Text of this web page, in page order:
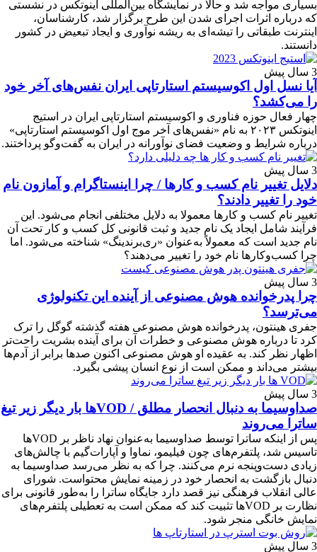
بسیاری مواجه شد و حالا در نمایشگاه بین‌المللی اینوتکس در نشستی
که درباره اثرات اجرای شدن این طرح برگزار شد، کارشناسان،
اینترنت طبقاتی را تیشه‌ای به ریشه نوآوری و ایجاد تبعیض در کشور
دانستند.
3 سال پیش
آیا نسل اول اکوسیستم استارتاپی ایران نفس‌های آخر خود
را می‌کشد؟
چهار فعال حوزه فناوری و اکوسیستم استارتاپی ایران در استیج
اینوتکس ۲۰۲۳ به نام «نفس‌های آخر موج اول اکوسیستم استارتاپی»
درباره شرایط و وضعیت فضای نوآورانه در ایران به گفت‌وگو‌ پرداختند.
3 سال پیش
دلایل تغییر نام کسب و کارها / چرا اینستاگرام و آمازون نام
خود را تغییر دادند؟
تغییر نام کسب و کارها معمولا به دلایل مختلفی انجام می‌شود. این
فرآیند شامل ایجاد یک نام جدید و ثبت قانونی کل کسب و کار تحت آن
نام جدید است که معمولاً به‌عنوان «ری‌برندینگ» شناخته می‌شود. اما
چرا کسب‌وکارها نام خود را تغییر می‌دهند؟
3 سال پیش
چرا پدرخوانده هوش مصنوعی از آینده این تکنولوژی
می‌ترسد؟
جفری هینتون، پدرخوانده هوش مصنوعی هفته گذشته گوگل را ترک
کرد تا درباره هوش مصنوعی و خطرات آن برای آینده بشریت راحت‌تر
اظهار نظر کند. به عقیده او هوش مصنوعی اکنون صدها برابر از آدم‌ها
بیشتر می‌داند و ممکن است از نوع انسان پیشی بگیرد.
3 سال پیش
صدا‌وسیما به دنبال انحصار مطلق / VOD‌ها بار دیگر زیر تیغ
ساترا می‌روند
پس از اینکه ساترا توسط صداوسیما به‌عنوان نهاد ناظر بر VODها
تاسیس شد، پلتفرم‌های چون فیلیمو، نماوا و آپارات‌گیم با چالش‌های
زیادی دست‌وپنجه نرم می‌کنند. چرا که به نظر می‌رسد صداوسیما به
دنبال بازگشت به انحصار خود در زمینه نمایش محتواست. شورای
عالی انقلاب فرهنگی نیز قصد دارد جایگاه ساترا را به‌طور قانونی برای
نظارت بر VOD‌ها تثبیت کند که ممکن است به تعطیلی پلتفرم‌های
نمایش خانگی منجر شود.
3 سال پیش